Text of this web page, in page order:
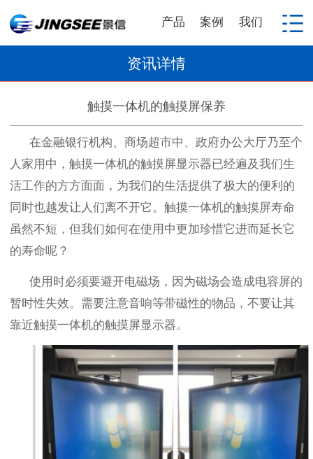
产品 案例 我们
资讯详情
触摸一体机的触摸屏保养
在金融银行机构、商场超市中、政府办公大厅乃至个
人家用中，触摸一体机的触摸屏显示器已经遍及我们生
活工作的方方面面，为我们的生活提供了极大的便利的
同时也越发让人们离不开它。触摸一体机的触摸屏寿命
虽然不短，但我们如何在使用中更加珍惜它进而延长它
的寿命呢？
使用时必须要避开电磁场，因为磁场会造成电容屏的
暂时性失效。需要注意音响等带磁性的物品，不要让其
靠近触摸一体机的触摸屏显示器。